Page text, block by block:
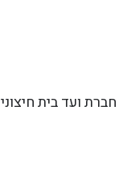
ועד בית חיצוני